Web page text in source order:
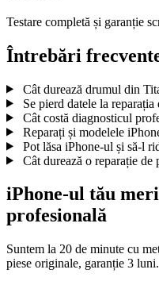
Testare completă și garanție
Întrebări
Cât durează drumul din
Se pierd datele la
Cât costă diagnosticul
Reparați și modelele
Pot lăsa iPhone-ul și să-l
Cât durează o reparație de
iPhone-ul tău
profesională
Suntem la 20 de minute cu
piese originale, garanție 3 luni.